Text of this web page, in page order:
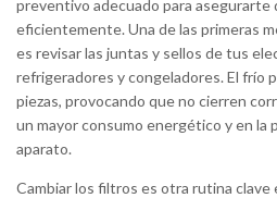
preventivo adecuado para asegurarte
eficientemente. Una de las primeras
es revisar las juntas y sellos de tus
refrigeradores y congeladores. El frío
piezas, provocando que no cierren
un mayor consumo energético y en la
aparato.
Cambiar los filtros es otra rutina clave